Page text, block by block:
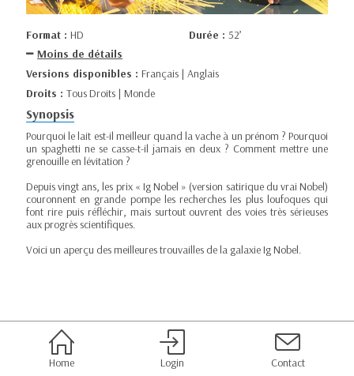
Format : HD Durée : 52’
Moins de détails
Versions disponibles : Français | Anglais
Droits : Tous Droits | Monde
Synopsis
Pourquoi le lait est-il meilleur quand la vache à un prénom ? Pourquoi
un spaghetti ne se casse-t-il jamais en deux ? Comment mettre une
grenouille en lévitation ?
Depuis vingt ans, les prix « Ig Nobel » (version satirique du vrai Nobel)
couronnent en grande pompe les recherches les plus loufoques qui
font rire puis réfléchir, mais surtout ouvrent des voies très sérieuses
aux progrès scientifiques.
Voici un aperçu des meilleures trouvailles de la galaxie Ig Nobel.
Home Login Contact